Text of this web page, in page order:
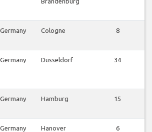
Germany Cologne 8
Germany Dusseldorf 34
Germany Hamburg 15
Germany Hanover 6